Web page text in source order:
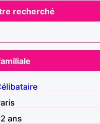
recherché
ans